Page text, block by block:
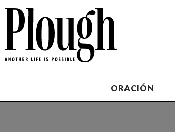
ORACIÓN